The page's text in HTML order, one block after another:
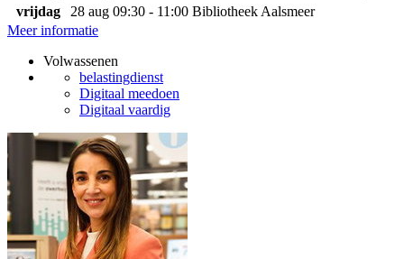
vrijdag
28 aug 09:30 - 11:00 Bibliotheek Aalsmeer
Meer informatie
Volwassenen
belastingdienst
Digitaal meedoen
Digitaal vaardig